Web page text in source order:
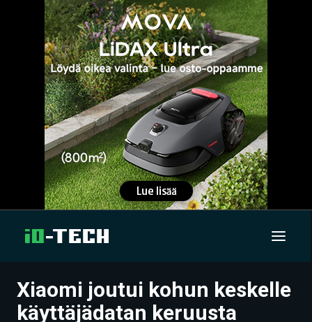
UUTISET
Xiaomi joutui kohun keskelle
käyttäjädatan keruusta